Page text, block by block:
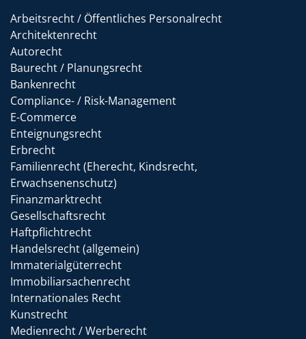
Arbeitsrecht / Öffentliches Personalrecht
Architektenrecht
Autorecht
Baurecht / Planungsrecht
Bankenrecht
Compliance- / Risk-Management
E-Commerce
Enteignungsrecht
Erbrecht
Familienrecht (Eherecht, Kindsrecht,
Erwachsenenschutz)
Finanzmarktrecht
Gesellschaftsrecht
Haftpflichtrecht
Handelsrecht (allgemein)
Immaterialgüterrecht
Immobiliarsachenrecht
Internationales Recht
Kunstrecht
Medienrecht / Werberecht